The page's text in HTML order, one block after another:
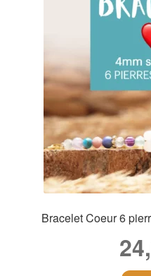
Bracelet Coeur 6